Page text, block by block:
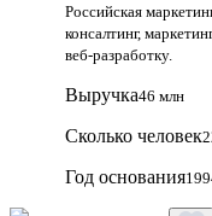
Российская
консалтинг,
веб‑разработку.
Выручка46 млн
Сколько человек
Год основания